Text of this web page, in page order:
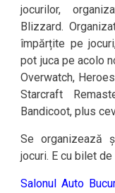
jocurilor,
Blizzard.
împărțite pe
pot juca pe acolo
Overwatch,
Starcraft
Bandicoot, plus
Se organizează
jocuri. E cu bilet
Salonul Auto